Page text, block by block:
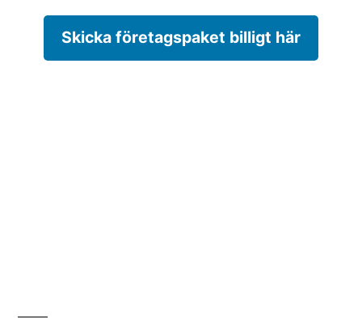
Skicka företagspaket billigt här